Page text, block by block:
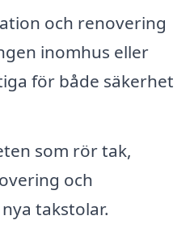
och renovering
inomhus eller
för både säkerhet
som rör tak,
och
takstolar.